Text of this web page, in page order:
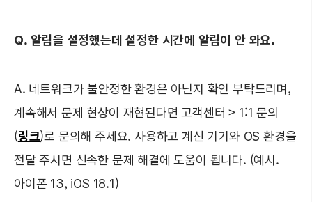
Q. 알림을 설정했는데 설정한 시간에 알림이 안 와요.
A. 네트워크가 불안정한 환경은 아닌지 확인 부탁드리며,
계속해서 문제 현상이 재현된다면 고객센터 > 1:1 문의
(링크)로 문의해 주세요. 사용하고 계신 기기와 OS 환경을
전달 주시면 신속한 문제 해결에 도움이 됩니다. (예시.
아이폰 13, iOS 18.1)